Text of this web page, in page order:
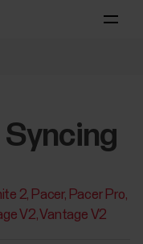
Syncing
2 Pacer Pacer Pro
V2 Vantage V2